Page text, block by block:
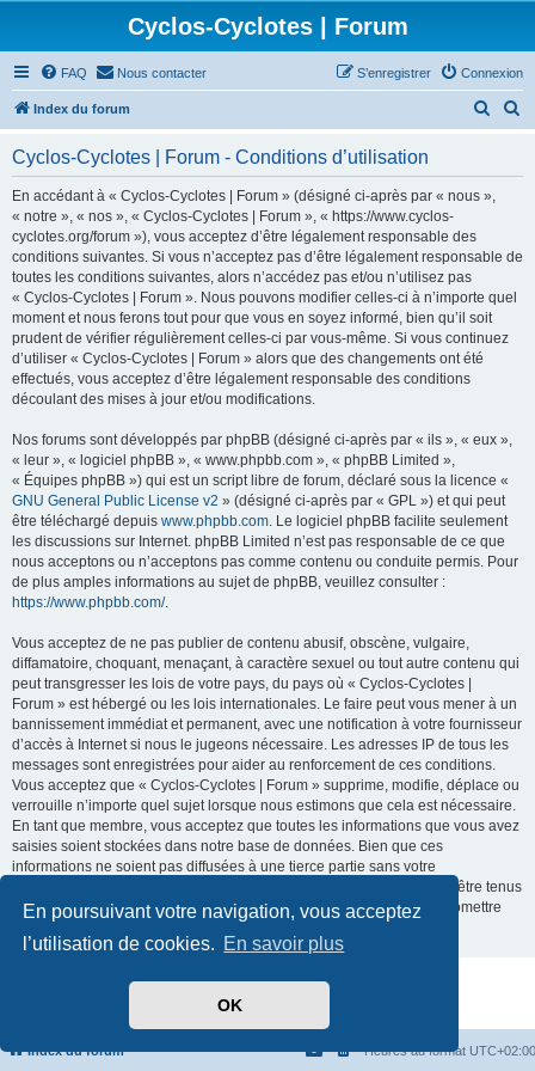
En poursuivant votre navigation, vous acceptez
l’utilisation de cookies. En savoir plus
OK
Cyclos-Cyclotes | Forum
FAQ Nous contacter Connexion
S’enregistrer
Index du forum
r
h
e
Cyclos-Cyclotes | Forum - Conditions d’utilisation
En accédant à « Cyclos-Cyclotes | Forum » (désigné ci-après par « nous »,
« notre », « nos », « Cyclos-Cyclotes | Forum », « https://www.cyclos-
cyclotes.org/forum »), vous acceptez d’être légalement responsable des
conditions suivantes. Si vous n’acceptez pas d’être légalement responsable de
toutes les conditions suivantes, alors n’accédez pas et/ou n’utilisez pas
« Cyclos-Cyclotes | Forum ». Nous pouvons modifier celles-ci à n’importe quel
moment et nous ferons tout pour que vous en soyez informé, bien qu’il soit
prudent de vérifier régulièrement celles-ci par vous-même. Si vous continuez
d’utiliser « Cyclos-Cyclotes | Forum » alors que des changements ont été
effectués, vous acceptez d’être légalement responsable des conditions
découlant des mises à jour et/ou modifications.
Nos forums sont développés par phpBB (désigné ci-après par « ils », « eux »,
« leur », « logiciel phpBB », « www.phpbb.com », « phpBB Limited »,
« Équipes phpBB ») qui est un script libre de forum, déclaré sous la licence «
GNU General Public License v2 » (désigné ci-après par « GPL ») et qui peut
être téléchargé depuis www.phpbb.com. Le logiciel phpBB facilite seulement
les discussions sur Internet. phpBB Limited n’est pas responsable de ce que
nous acceptons ou n’acceptons pas comme contenu ou conduite permis. Pour
de plus amples informations au sujet de phpBB, veuillez consulter :
https://www.phpbb.com/.
Vous acceptez de ne pas publier de contenu abusif, obscène, vulgaire,
diffamatoire, choquant, menaçant, à caractère sexuel ou tout autre contenu qui
peut transgresser les lois de votre pays, du pays où « Cyclos-Cyclotes |
Forum » est hébergé ou les lois internationales. Le faire peut vous mener à un
bannissement immédiat et permanent, avec une notification à votre fournisseur
d’accès à Internet si nous le jugeons nécessaire. Les adresses IP de tous les
messages sont enregistrées pour aider au renforcement de ces conditions.
Vous acceptez que « Cyclos-Cyclotes | Forum » supprime, modifie, déplace ou
verrouille n’importe quel sujet lorsque nous estimons que cela est nécessaire.
En tant que membre, vous acceptez que toutes les informations que vous avez
saisies soient stockées dans notre base de données. Bien que ces
informations ne soient pas diffusées à une tierce partie sans votre
consentement, ni « Cyclos-Cyclotes | Forum », ni phpBB ne pourront être tenus
comme responsables en cas de tentative de piratage visant à compromettre
Index du forum Heures au format UTC+02:00
Développé parphpBB® Forum Software © phpBB Limited
Traduit par
Confidentialité|Conditions